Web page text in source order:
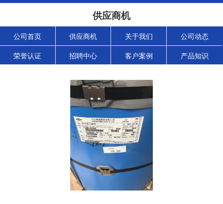
供应商机
公司首页 供应商机 关于我们 公司动态
荣誉认证 招聘中心 客户案例 产品知识